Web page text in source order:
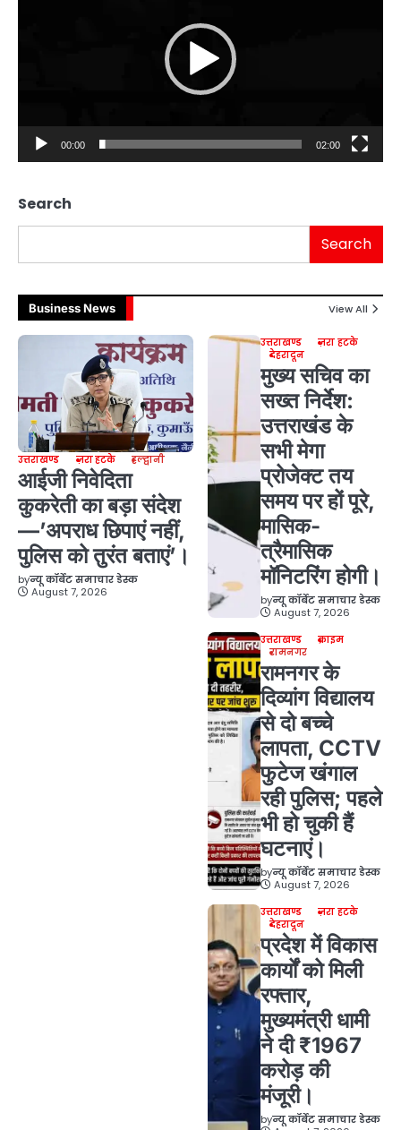
00:00 02:00
Search
Search
Business News View All
उत्तराखण्ड ज़रा हटके हल्द्वानी
आईजी निवेदिता
कुकरेती का बड़ा संदेश
—’अपराध छिपाएं नहीं,
पुलिस को तुरंत बताएं’।
byन्यू कॉर्बेट समाचार डेस्क
August 7, 2026
उत्तराखण्ड
ज़रा हटके
देहरादून
मुख्य सचिव का
सख्त निर्देश:
उत्तराखंड के
सभी मेगा
प्रोजेक्ट तय
समय पर हों पूरे,
मासिक-
त्रैमासिक
मॉनिटरिंग होगी।
byन्यू कॉर्बेट समाचार डेस्क
August 7, 2026
उत्तराखण्ड
क्राइम
रामनगर
रामनगर के
दिव्यांग विद्यालय
से दो बच्चे
लापता, CCTV
फुटेज खंगाल
रही पुलिस; पहले
भी हो चुकी हैं
घटनाएं।
byन्यू कॉर्बेट समाचार डेस्क
August 7, 2026
उत्तराखण्ड
ज़रा हटके
देहरादून
प्रदेश में विकास
कार्यों को मिली
रफ्तार,
मुख्यमंत्री धामी
ने दी ₹1967
करोड़ की
मंजूरी।
byन्यू कॉर्बेट समाचार डेस्क